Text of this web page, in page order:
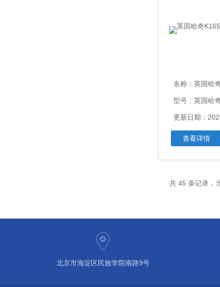
名称： 英国哈奇
型号：英国哈
更新日期：
查看详情
共 45 条记录
北京市海淀区民族学院南路9号